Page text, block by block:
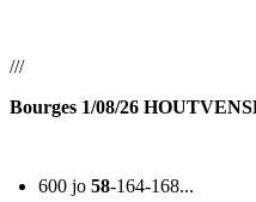
///
Bourges 1/08/26
600 jo 58-164-168...